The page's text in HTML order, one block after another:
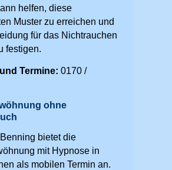
helfen, diese
Muster zu erreichen und
für das Nichtrauchen
festigen.
Termine: 0170 /
ohne
bietet die
mit Hypnose in
als mobilen Termin an.